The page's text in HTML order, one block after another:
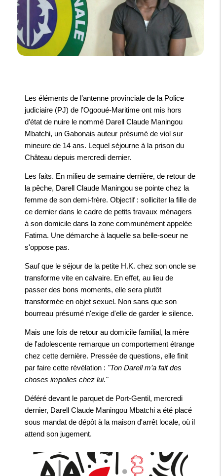
Les éléments de l’antenne provinciale de la Police
judiciaire (PJ) de l’Ogooué-Maritime ont mis hors
d’état de nuire le nommé Darell Claude Maningou
Mbatchi, un Gabonais auteur présumé de viol sur
mineure de 14 ans. Lequel séjourne à la prison du
Château depuis mercredi dernier.
Les faits. En milieu de semaine dernière, de retour de
la pêche, Darell Claude Maningou se pointe chez la
femme de son demi-frère. Objectif : solliciter la fille de
ce dernier dans le cadre de petits travaux ménagers
à son domicile dans la zone communément appelée
Fatima. Une démarche à laquelle sa belle-soeur ne
s'oppose pas.
Sauf que le séjour de la petite H.K. chez son oncle se
transforme vite en calvaire. En effet, au lieu de
passer des bons moments, elle sera plutôt
transformée en objet sexuel. Non sans que son
bourreau présumé n'exige d'elle de garder le silence.
Mais une fois de retour au domicile familial, la mère
de l'adolescente remarque un comportement étrange
chez cette dernière. Pressée de questions, elle finit
par faire cette révélation : "Ton Darell m’a fait des
choses impolies chez lui."
Déféré devant le parquet de Port-Gentil, mercredi
dernier, Darell Claude Maningou Mbatchi a été placé
sous mandat de dépôt à la maison d'arrêt locale, où il
attend son jugement.